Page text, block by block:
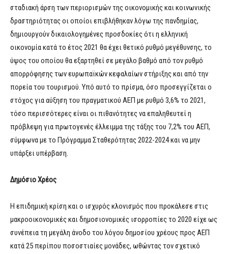
σταδιακή άρση των περιορισμών της οικονομικής και κοινωνικής
δραστηριότητας οι οποίοι επιβλήθηκαν λόγω της πανδημίας,
δημιουργούν δικαιολογημένες προσδοκίες ότι η ελληνική
οικονομία κατά το έτος 2021 θα έχει θετικό ρυθμό μεγέθυνσης, το
ύψος του οποίου θα εξαρτηθεί σε μεγάλο βαθμό από τον ρυθμό
απορρόφησης των ευρωπαϊκών κεφαλαίων στήριξης και από την
πορεία του τουρισμού. Υπό αυτό το πρίσμα, όσο προσεγγίζεται ο
στόχος για αύξηση του πραγματικού ΑΕΠ με ρυθμό 3,6% το 2021,
τόσο περισσότερες είναι οι πιθανότητες να επαληθευτεί η
πρόβλεψη για πρωτογενές έλλειμμα της τάξης του 7,2% του ΑΕΠ,
σύμφωνα με το Πρόγραμμα Σταθερότητας 2022-2024 και να μην
υπάρξει υπέρβαση.
Δημόσιο Χρέος
Η επιδημική κρίση και ο ισχυρός κλονισμός που προκάλεσε στις
μακροοικονομικές και δημοσιονομικές ισορροπίες το 2020 είχε ως
συνέπεια τη μεγάλη άνοδο του λόγου δημοσίου χρέους προς ΑΕΠ
κατά 25 περίπου ποσοστιαίες μονάδες, ωθώντας τον σχετικό